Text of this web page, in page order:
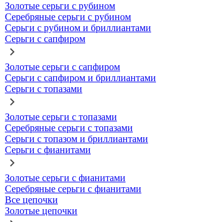
Золотые серьги с рубином
Серебряные серьги с рубином
Серьги с рубином и бриллиантами
Серьги с сапфиром
Золотые серьги с сапфиром
Серьги с сапфиром и бриллиантами
Серьги с топазами
Золотые серьги с топазами
Серебряные серьги с топазами
Серьги с топазом и бриллиантами
Серьги с фианитами
Золотые серьги с фианитами
Серебряные серьги с фианитами
Все цепочки
Золотые цепочки